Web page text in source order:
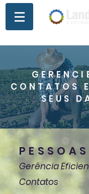
CONTATOS
SEUS
PESSOAS
Gerência
Contatos